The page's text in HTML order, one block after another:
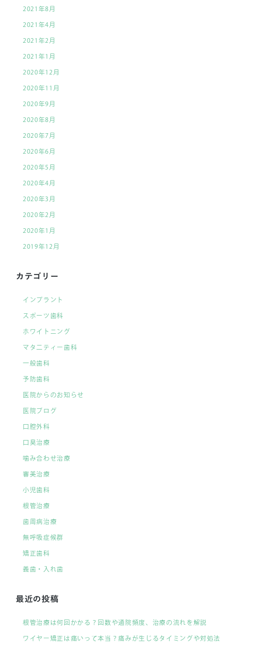
2021年8月
2021年4月
2021年2月
2021年1月
2020年12月
2020年11月
2020年9月
2020年8月
2020年7月
2020年6月
2020年5月
2020年4月
2020年3月
2020年2月
2020年1月
2019年12月
カテゴリー
インプラント
スポーツ歯科
ホワイトニング
マタ二ティー歯科
一般歯科
予防歯科
医院からのお知らせ
医院ブログ
口腔外科
口臭治療
噛み合わせ治療
審美治療
小児歯科
根管治療
歯周病治療
無呼吸症候群
矯正歯科
義歯・入れ歯
最近の投稿
根管治療は何回かかる？回数や通院頻度、治療の流れを解説
ワイヤー矯正は痛いって本当？痛みが生じるタイミングや対処法